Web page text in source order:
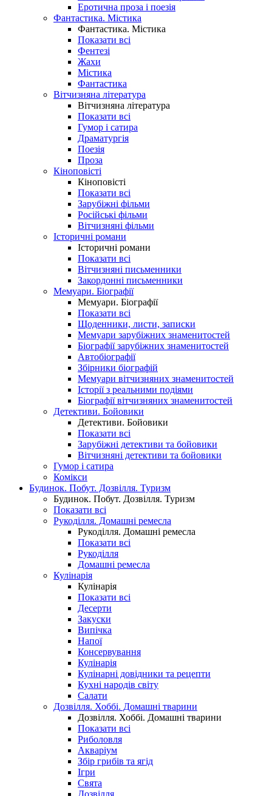
Еротична проза і поезія
Фантастика. Містика
Фантастика. Містика
Показати всі
Фентезі
Жахи
Містика
Фантастика
Вітчизняна література
Вітчизняна література
Показати всі
Гумор і сатира
Драматургія
Поезія
Проза
Кіноповісті
Кіноповісті
Показати всі
Зарубіжні фільми
Російські фільми
Вітчизняні фільми
Історичні романи
Історичні романи
Показати всі
Вітчизняні письменники
Закордонні письменники
Мемуари. Біографії
Мемуари. Біографії
Показати всі
Щоденники, листи, записки
Мемуари зарубіжних знаменитостей
Біографії зарубіжних знаменитостей
Автобіографії
Збірники біографій
Мемуари вітчизняних знаменитостей
Історії з реальними подіями
Біографії вітчизняних знаменитостей
Детективи. Бойовики
Детективи. Бойовики
Показати всі
Зарубіжні детективи та бойовики
Вітчизняні детективи та бойовики
Гумор і сатира
Комікси
Будинок. Побут. Дозвілля. Туризм
Будинок. Побут. Дозвілля. Туризм
Показати всі
Рукоділля. Домашні ремесла
Рукоділля. Домашні ремесла
Показати всі
Рукоділля
Домашні ремесла
Кулінарія
Кулінарія
Показати всі
Десерти
Закуски
Випічка
Напої
Консервування
Кулінарія
Кулінарні довідники та рецепти
Кухні народів світу
Салати
Дозвілля. Хоббі. Домашні тварини
Дозвілля. Хоббі. Домашні тварини
Показати всі
Риболовля
Акваріум
Збір грибів та ягід
Ігри
Свята
Дозвілля